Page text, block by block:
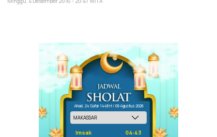
Ahad, 24 Safar 1448 H / 09 Agustus 2026
Imsak 04:43